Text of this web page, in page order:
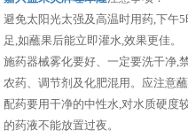
避免太阳光太强及高温时用药,下午
足,如蘸果后能立即灌水,效果更佳。
施药器械雾化要好、一定要洗干净,
农药、调节剂及化肥混用。应注意蘸
配药要用干净的中性水,对水质硬度
的药液不能放置过夜。